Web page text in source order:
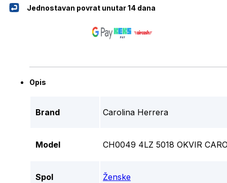
Jednostavan povrat unutar 14 dana
Opis
Brand Carolina Herrera
Model CH0049 4LZ 5018 OKVIR
Spol Ženske